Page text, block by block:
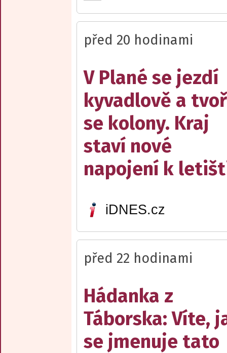
před 20 hodinami
V Plané se jezdí
kyvadlově a
se kolony. Kraj
staví nové
napojení k
iDNES.cz
před 22 hodinami
Hádanka z
Táborska: Víte,
se jmenuje tato